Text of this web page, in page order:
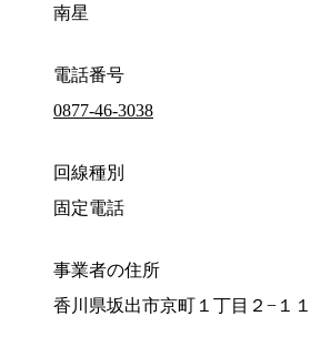
南星
電話番号
0877-46-3038
回線種別
固定電話
事業者の住所
香川県坂出市京町１丁目２−１１